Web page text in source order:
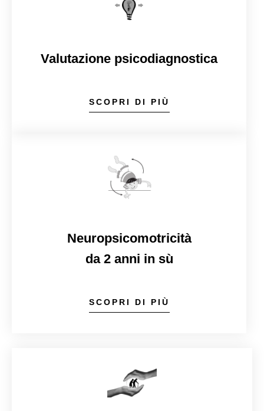
Valutazione psicodiagnostica
SCOPRI DI PIÙ
Neuropsicomotricità
da 2 anni in sù
SCOPRI DI PIÙ